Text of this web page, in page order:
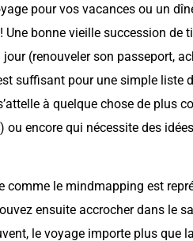
pour vos vacances ou un
bonne vieille succession de
(renouveler son passeport,
suffisant pour une simple liste
à quelque chose de plus
encore qui nécessite des
comme le mindmapping est
ensuite accrocher dans le
le voyage importe plus que